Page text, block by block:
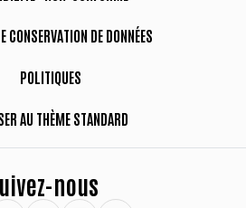
CONSERVATION DE DONNÉES
POLITIQUES
AU THÈME STANDARD
nous